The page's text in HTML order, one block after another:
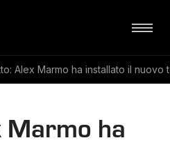
Alex Marmo ha installato il
Marmo ha